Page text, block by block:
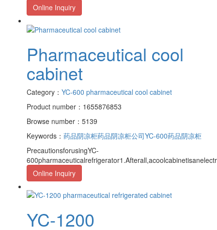
Online Inquiry
Pharmaceutical cool
cabinet
Category： YC-600 pharmaceutical cool cabinet
Product number：1655876853
Browse number：5139
Keywords： 药品阴凉柜药品阴凉柜公司YC-600药品阴凉柜
PrecautionsforusingYC-
Online Inquiry
YC-1200